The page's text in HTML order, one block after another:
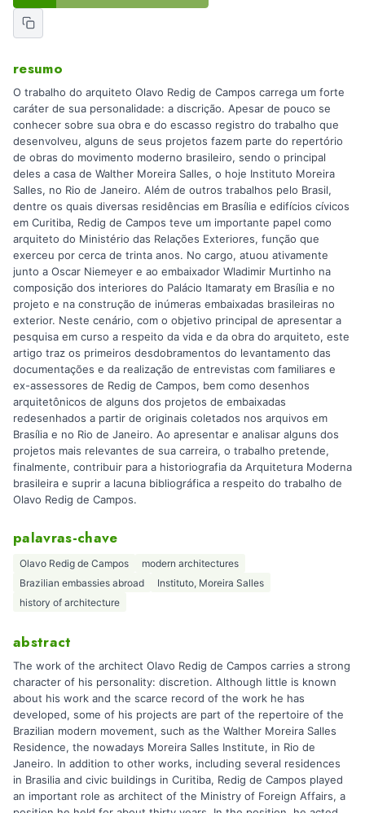
resumo
O trabalho do arquiteto Olavo Redig de Campos carrega um forte
caráter de sua personalidade: a discrição. Apesar de pouco se
conhecer sobre sua obra e do escasso registro do trabalho que
desenvolveu, alguns de seus projetos fazem parte do repertório
de obras do movimento moderno brasileiro, sendo o principal
deles a casa de Walther Moreira Salles, o hoje Instituto Moreira
Salles, no Rio de Janeiro. Além de outros trabalhos pelo Brasil,
dentre os quais diversas residências em Brasília e edifícios cívicos
em Curitiba, Redig de Campos teve um importante papel como
arquiteto do Ministério das Relações Exteriores, função que
exerceu por cerca de trinta anos. No cargo, atuou ativamente
junto a Oscar Niemeyer e ao embaixador Wladimir Murtinho na
composição dos interiores do Palácio Itamaraty em Brasília e no
projeto e na construção de inúmeras embaixadas brasileiras no
exterior. Neste cenário, com o objetivo principal de apresentar a
pesquisa em curso a respeito da vida e da obra do arquiteto, este
artigo traz os primeiros desdobramentos do levantamento das
documentações e da realização de entrevistas com familiares e
ex-assessores de Redig de Campos, bem como desenhos
arquitetônicos de alguns dos projetos de embaixadas
redesenhados a partir de originais coletados nos arquivos em
Brasília e no Rio de Janeiro. Ao apresentar e analisar alguns dos
projetos mais relevantes de sua carreira, o trabalho pretende,
finalmente, contribuir para a historiografia da Arquitetura Moderna
brasileira e suprir a lacuna bibliográfica a respeito do trabalho de
Olavo Redig de Campos.
palavras-chave
Olavo Redig de Campos
modern architectures
Brazilian embassies abroad
Instituto, Moreira Salles
history of architecture
abstract
The work of the architect Olavo Redig de Campos carries a strong
character of his personality: discretion. Although little is known
about his work and the scarce record of the work he has
developed, some of his projects are part of the repertoire of the
Brazilian modern movement, such as the Walther Moreira Salles
Residence, the nowadays Moreira Salles Institute, in Rio de
Janeiro. In addition to other works, including several residences
in Brasilia and civic buildings in Curitiba, Redig de Campos played
an important role as architect of the Ministry of Foreign Affairs, a